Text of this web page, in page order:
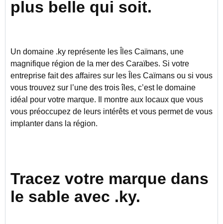
plus belle qui soit.
Un domaine .ky représente les Îles Caïmans, une
magnifique région de la mer des Caraïbes. Si votre
entreprise fait des affaires sur les Îles Caïmans ou si vous
vous trouvez sur l’une des trois îles, c’est le domaine
idéal pour votre marque. Il montre aux locaux que vous
vous préoccupez de leurs intérêts et vous permet de vous
implanter dans la région.
Tracez votre marque dans
le sable avec .ky.